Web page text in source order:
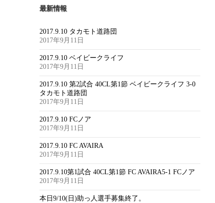
最新情報
2017.9.10 タカモト道路団
2017年9月11日
2017.9.10 ベイビークライフ
2017年9月11日
2017.9.10 第2試合 40CL第1節 ベイビークライフ 3-0
タカモト道路団
2017年9月11日
2017.9.10 FCノア
2017年9月11日
2017.9.10 FC AVAIRA
2017年9月11日
2017.9.10第1試合 40CL第1節 FC AVAIRA5-1 FCノア
2017年9月11日
本日9/10(日)助っ人選手募集終了。